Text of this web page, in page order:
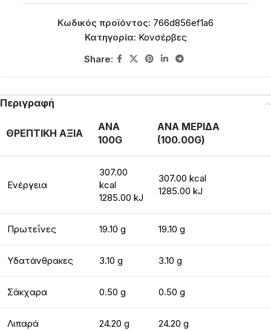
Κωδικός προϊόντος: 766d856ef1a6
Κατηγορία: Κονσέρβες
Share:
Περιγραφή
ΘΡΕΠΤΙΚΗ ΑΞΙΑ
ΑΝΑ
100G
ΑΝΑ ΜΕΡΙΔΑ
(100.00G)
Ενέργεια
307.00
kcal
1285.00 kJ
307.00 kcal
1285.00 kJ
Πρωτεΐνες 19.10 g 19.10 g
Υδατάνθρακες 3.10 g 3.10 g
Σάκχαρα 0.50 g 0.50 g
Λιπαρά 24.20 g 24.20 g